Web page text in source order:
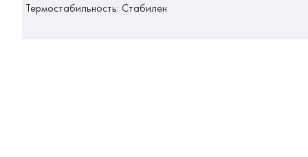
Термостабильность: Стабилен